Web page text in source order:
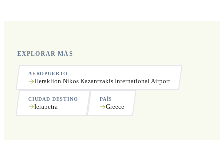
EXPLORAR MÁS
AEROPUERTO
Heraklion Nikos Kazantzakis International Airport
CIUDAD DESTINO
Ierapetra
PAÍS
Greece